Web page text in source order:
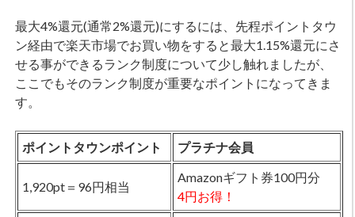
最大4%還元(通常2%還元)にするには、先程ポイントタウ
ン経由で楽天市場でお買い物をすると最大1.15%還元にさ
せる事ができるランク制度について少し触れましたが、
ここでもそのランク制度が重要なポイントになってきま
す。
ポイントタウンポイント プラチナ会員
1,920pt＝96円相当
Amazonギフト券100円分
4円お得！